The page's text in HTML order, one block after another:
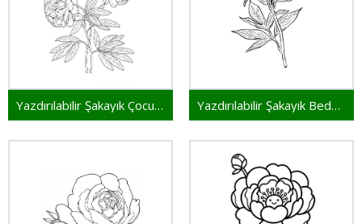
Yazdırılabilir Şakayık Çocuklar İçin Yazdırılabilir Şakayık Bedava